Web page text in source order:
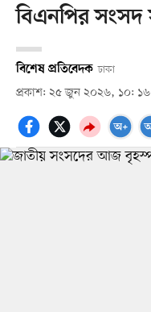
বিএনপির সংসদ
বিশেষ প্রতিবেদক ঢাকা
প্রকাশ: ২৫ জুন ২০২৬, ১০: ১৬